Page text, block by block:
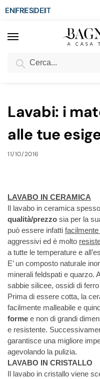
ENFRESDEIT
SCONTO del 3%
Lavabi: i
alle tue
11/10/2016
LAVABO IN CERAMICA
Il lavabo in ceramica
qualità/prezzo sia per la
può essere infatti facilmente
aggressivi ed è molto
a tutte le temperature e
E’ un composto naturale
minerali feldspati e quarzo.
sabbie silicee, ossidi di
Prima di essere cotta, la
facilmente malleabile e
forme e non di grandi
e resistente.
garantisce una migliore
agevolando la pulizia.
LAVABO IN CRISTALLO
Il lavabo in cristallo viene